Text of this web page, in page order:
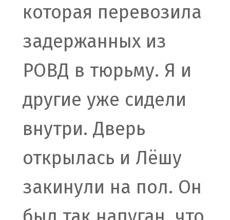
которая перевозила
задержанных из
РОВД в тюрьму. Я и
другие уже сидели
внутри. Дверь
открылась и Лёшу
закинули на пол. Он